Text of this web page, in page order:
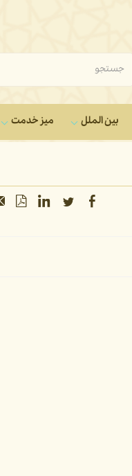
بین الملل میز خدمت